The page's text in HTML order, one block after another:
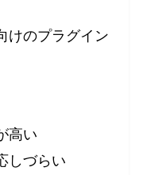
けのプラグイン
高い
しづらい